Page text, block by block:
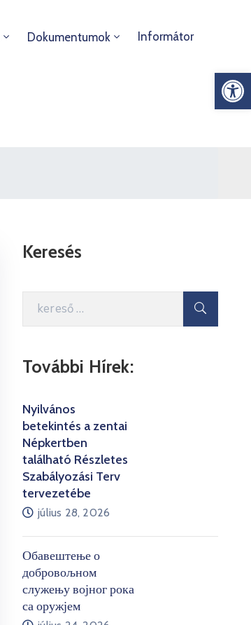
Dokumentumok Informátor
Keresés
További Hírek:
Nyilvános
betekintés a zentai
Népkertben
található Részletes
Szabályozási Terv
tervezetébe
július 28, 2026
Обавештење о
добровољном
служењу војног рока
са оружјем